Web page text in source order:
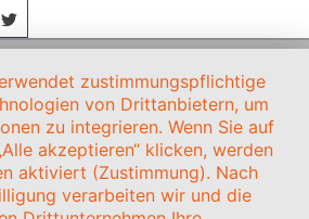
zustimmungspflichtige
von Drittanbietern, um
zu integrieren. Wenn Sie auf
akzeptieren“ klicken, werden
aktiviert (Zustimmung). Nach
verarbeiten wir und die